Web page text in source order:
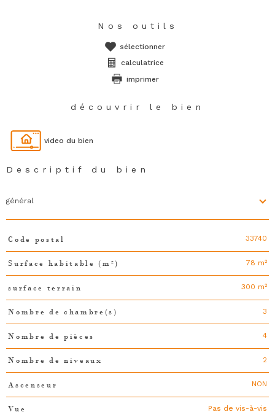
Nos outils
sélectionner
calculatrice
imprimer
découvrir le bien
video du bien
Descriptif du bien
général
TRAD_PAMPERO_Caracteristique
Code postal 33740
Surface habitable (m²) 78 m²
surface terrain 300 m²
Nombre de chambre(s) 3
Nombre de pièces 4
Nombre de niveaux 2
Ascenseur NON
Vue Pas de vis-à-vis